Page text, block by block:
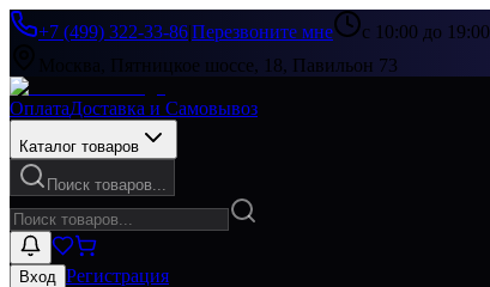
+7 (499) 322-33-86|Перезвоните мне
с 10:00 до 19:00
Москва, Пятницкое шоссе, 18, Павильон 73
ОплатаДоставка и Самовывоз
Каталог товаров
Поиск товаров...
Вход Регистрация